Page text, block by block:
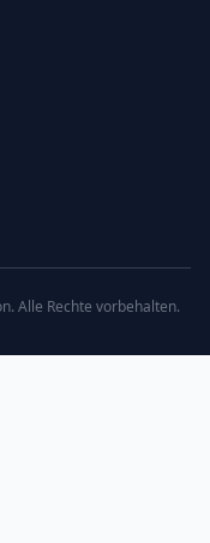
Alle Rechte vorbehalten.